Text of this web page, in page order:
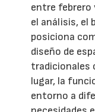
entre febrero
el análisis, el
posiciona
diseño de
tradicionales
lugar, la
entorno a